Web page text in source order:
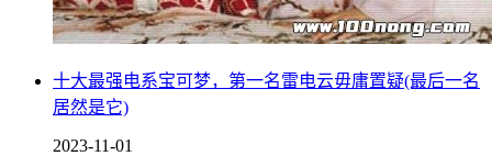
十大最强电系宝可梦，第一名雷电云毋庸置疑(最后一名
居然是它)
2023-11-01